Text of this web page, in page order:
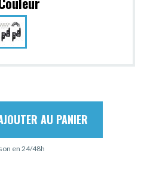
AU PANIER
en 24/48h